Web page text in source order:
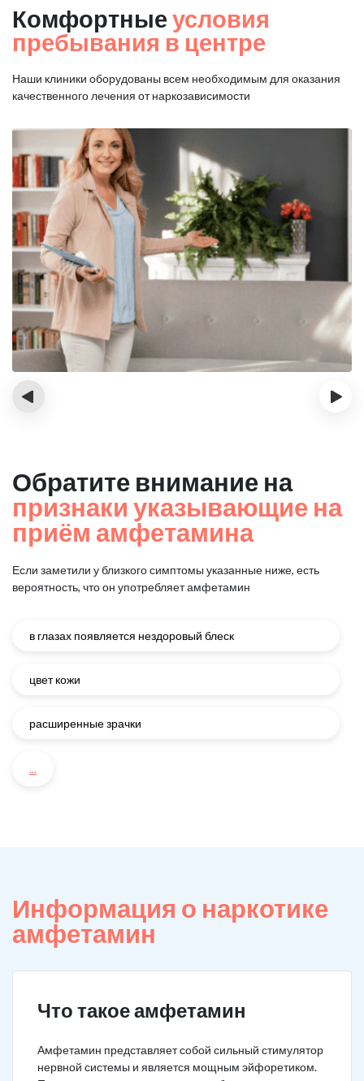
Комфортные условия
пребывания в центре
Наши клиники оборудованы всем необходимым для оказания
качественного лечения от наркозависимости
‹ ›
Обратите внимание на
признаки указывающие на
приём амфетамина
Если заметили у близкого симптомы указанные ниже, есть
вероятность, что он употребляет амфетамин
в глазах появляется нездоровый блеск
цвет кожи
расширенные зрачки
...
Информация о наркотике
амфетамин
Что такое амфетамин
Амфетамин представляет собой сильный стимулятор
нервной системы и является мощным эйфоретиком.